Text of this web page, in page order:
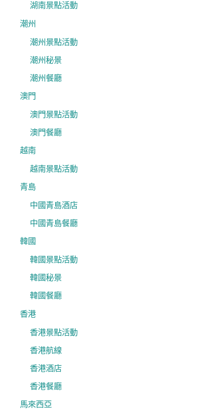
湖南景點活動
潮州
潮州景點活動
潮州秘景
潮州餐廳
澳門
澳門景點活動
澳門餐廳
越南
越南景點活動
青島
中國青島酒店
中國青島餐廳
韓國
韓國景點活動
韓國秘景
韓國餐廳
香港
香港景點活動
香港航線
香港酒店
香港餐廳
馬來西亞